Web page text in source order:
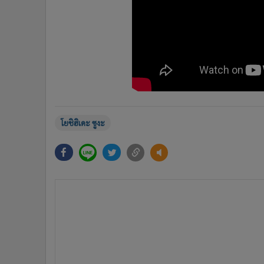
โยชิฮิเดะ ซูงะ